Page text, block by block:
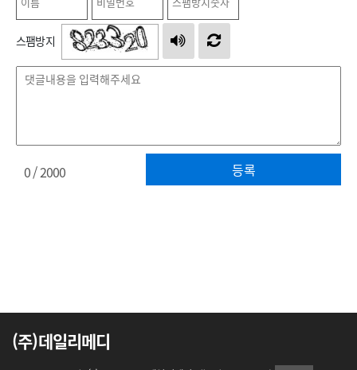
스팸방지
등록
0/ 2000
(주)데일리메디